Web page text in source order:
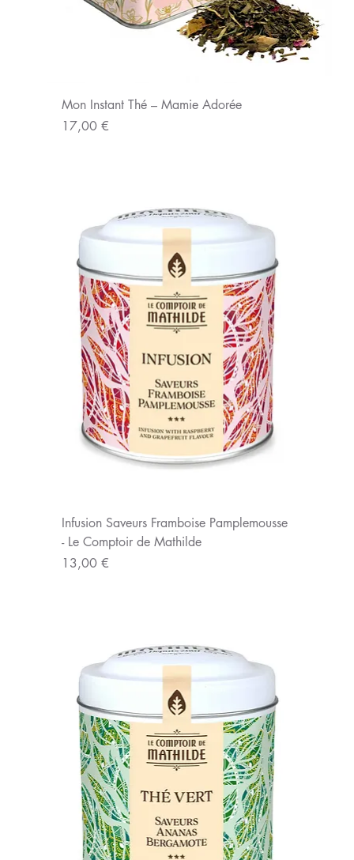
Mon Instant Thé – Mamie Adorée
Prix
17,00 €
Infusion Saveurs Framboise Pamplemousse
- Le Comptoir de Mathilde
Prix
13,00 €